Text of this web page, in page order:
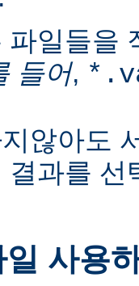
파일들을
들어,
않아도
결과를
사용